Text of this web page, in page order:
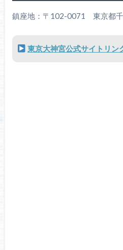
鎮座地：〒102-0071 東京都
東京大神宮公式サイトリン